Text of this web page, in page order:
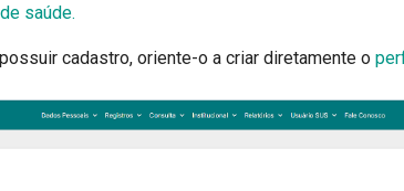
saúde.
cadastro, oriente-o a criar diretamente o